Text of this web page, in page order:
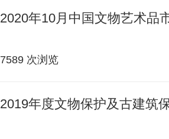
2020年10月中国文物艺术品
7589 次浏览
2019年度文物保护及古建筑